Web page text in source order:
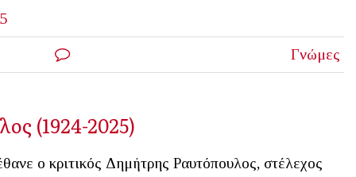
Γνώμες
(1924-2025)
ο κριτικός Δημήτρης Ραυτόπουλος, στέλεχος